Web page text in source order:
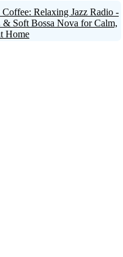
Coffee: Relaxing Jazz Radio -
Soft Bossa Nova for Calm,
Home